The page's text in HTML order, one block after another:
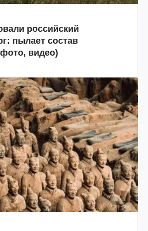
российский
пылает состав
видео)